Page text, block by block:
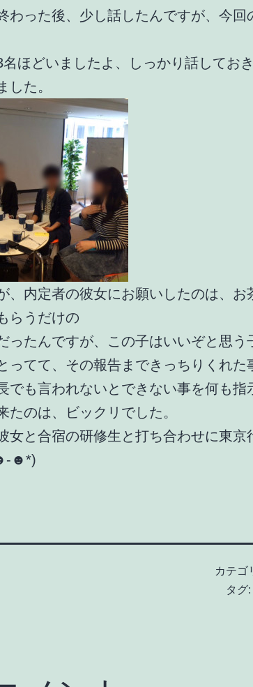
わった後、少し話したんですが、今回
ほどいましたよ、しっかり話してお
した。
、内定者の彼女にお願いしたのは、お
らうだけの
ったんですが、この子はいいぞと思う
ってて、その報告まできっちりくれた
でも言われないとできない事を何も指
たのは、ビックリでした。
女と合宿の研修生と打ち合わせに東京
☻*)
カテゴ
タグ: